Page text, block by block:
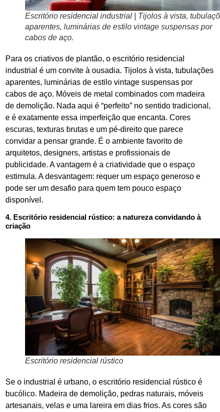
Escritório residencial industrial | Tijolos à vista,
aparentes, luminárias de estilo vintage suspensas por
cabos de aço.
Para os criativos de plantão, o escritório residencial
industrial é um convite à ousadia. Tijolos à vista, tubulações
aparentes, luminárias de estilo vintage suspensas por
cabos de aço. Móveis de metal combinados com madeira
de demolição. Nada aqui é “perfeito” no sentido tradicional,
e é exatamente essa imperfeição que encanta. Cores
escuras, texturas brutas e um pé-direito que parece
convidar a pensar grande. É o ambiente favorito de
arquitetos, designers, artistas e profissionais de
publicidade. A vantagem é a criatividade que o espaço
estimula. A desvantagem: requer um espaço generoso e
pode ser um desafio para quem tem pouco espaço
disponível.
4. Escritório residencial rústico: a natureza convidando à
criação
Escritório residencial rústico
Se o industrial é urbano, o escritório residencial rústico é
bucólico. Madeira de demolição, pedras naturais, móveis
artesanais, velas e uma lareira em dias frios. As cores são